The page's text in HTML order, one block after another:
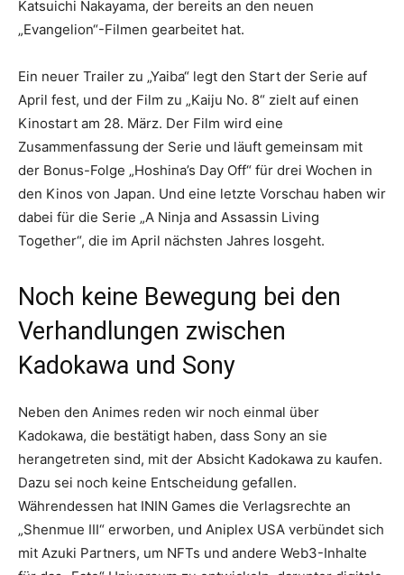
Katsuichi Nakayama, der bereits an den neuen
„Evangelion“-Filmen gearbeitet hat.
Ein neuer Trailer zu „Yaiba“ legt den Start der Serie auf
April fest, und der Film zu „Kaiju No. 8“ zielt auf einen
Kinostart am 28. März. Der Film wird eine
Zusammenfassung der Serie und läuft gemeinsam mit
der Bonus-Folge „Hoshina’s Day Off“ für drei Wochen in
den Kinos von Japan. Und eine letzte Vorschau haben wir
dabei für die Serie „A Ninja and Assassin Living
Together“, die im April nächsten Jahres losgeht.
Noch keine Bewegung bei den
Verhandlungen zwischen
Kadokawa und Sony
Neben den Animes reden wir noch einmal über
Kadokawa, die bestätigt haben, dass Sony an sie
herangetreten sind, mit der Absicht Kadokawa zu kaufen.
Dazu sei noch keine Entscheidung gefallen.
Währendessen hat ININ Games die Verlagsrechte an
„Shenmue III“ erworben, und Aniplex USA verbündet sich
mit Azuki Partners, um NFTs und andere Web3-Inhalte